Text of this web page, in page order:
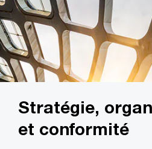
Stratégie,
et conformité